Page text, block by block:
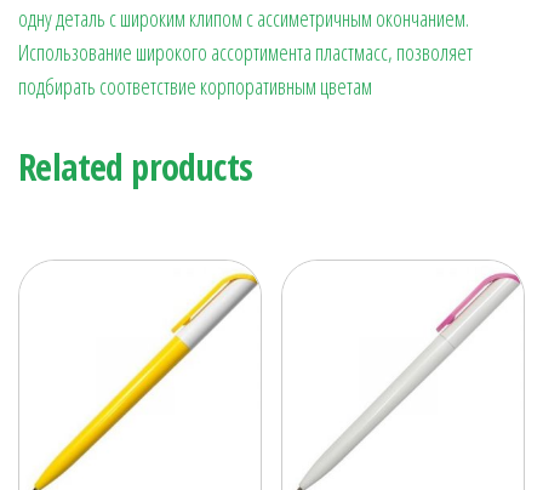
одну деталь с широким клипом с ассиметричным окончанием.
Использование широкого ассортимента пластмасс, позволяет
подбирать соответствие корпоративным цветам
Related products